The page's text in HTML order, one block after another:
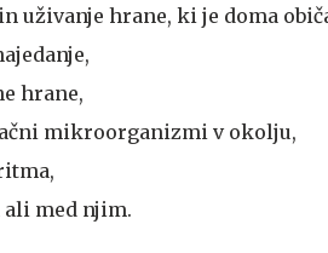
uživanje hrane, ki je doma
hrane,
mikroorganizmi v okolju,
med njim.